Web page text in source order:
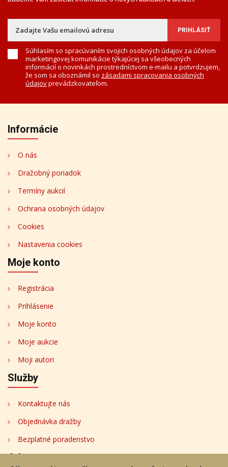
Súhlasím so spracúvaním svojich osobných údajov za účelom
marketingovej komunikácie týkajúcej sa všeobecných
informácií o novinkách prostredníctvom e-mailu a potvrdzujem,
že som sa oboznámil so zásadami spracovania osobných
údajovprevádzkovateľom.
Informácie
O nás
Dražobný poriadok
Termíny aukcií
Ochrana osobných údajov
Cookies
Nastavenia cookies
Moje konto
Registrácia
Prihlásenie
Moje konto
Moje aukcie
Moji autori
Služby
Kontaktujte nás
Objednávka dražby
Bezplatné poradenstvo
Adresa